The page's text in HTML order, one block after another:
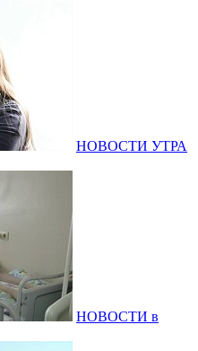
НОВОСТИ УТРА
НОВОСТИ в